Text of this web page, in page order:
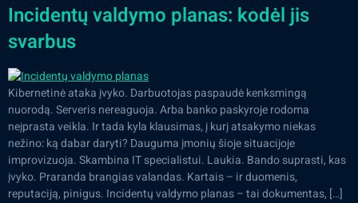
Incidentų valdymo planas: kodėl jis
svarbus
Kibernetinė ataka įvyko. Darbuotojas paspaudė kenksmingą
nuorodą. Serveris nereaguoja. Arba banko paskyroje rodoma
neįprasta veikla. Ir tada kyla klausimas, į kurį atsakymo niekas
nežino: ką dabar daryti? Dauguma įmonių šioje situacijoje
improvizuoja. Skambina IT specialistui. Laukia. Bando suprasti, kas
įvyko. Praranda brangias valandas. Kartais – ir duomenis,
reputaciją, pinigus. Incidentų valdymo planas – tai dokumentas, […]